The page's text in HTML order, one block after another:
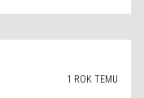
1 ROK TEMU